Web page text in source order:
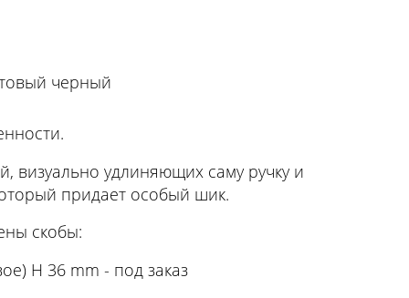
черный
визуально удлиняющих саму ручку и
придает особый шик.
скобы:
H 36 mm - под заказ